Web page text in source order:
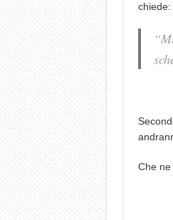
chiede:
“
Che ne